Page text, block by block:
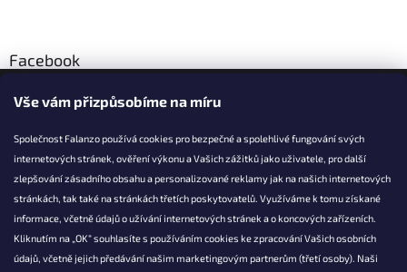
Vše vám přizpůsobíme na míru
Společnost Falanzo používá cookies pro bezpečné a spolehlivé fungování svých
internetových stránek, ověření výkonu a Vašich zážitků jako uživatele, pro další
zlepšování zásadního obsahu a personalizované reklamy jak na našich internetových
stránkách, tak také na stránkách třetích poskytovatelů. Využíváme k tomu získané
informace, včetně údajů o užívání internetových stránek a o koncových zařízeních.
Kliknutím na „OK“ souhlasíte s používáním cookies ke zpracování Vašich osobních
údajů, včetně jejich předávání našim marketingovým partnerům (třetí osoby). Naši
Facebook
KONTAKT
info@falanzo.cz
Falanzo.cz
FalanzoCZ